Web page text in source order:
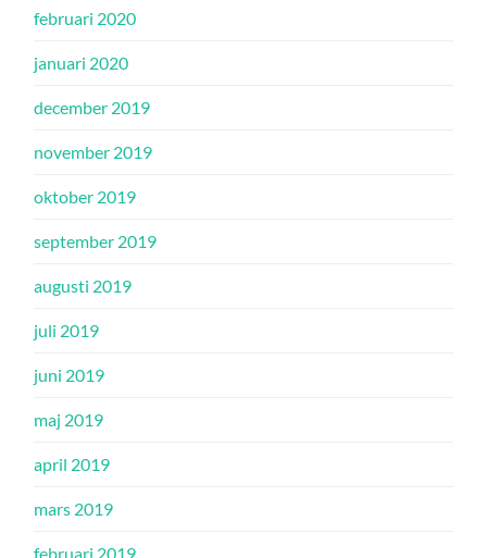
februari 2020
januari 2020
december 2019
november 2019
oktober 2019
september 2019
augusti 2019
juli 2019
juni 2019
maj 2019
april 2019
mars 2019
februari 2019